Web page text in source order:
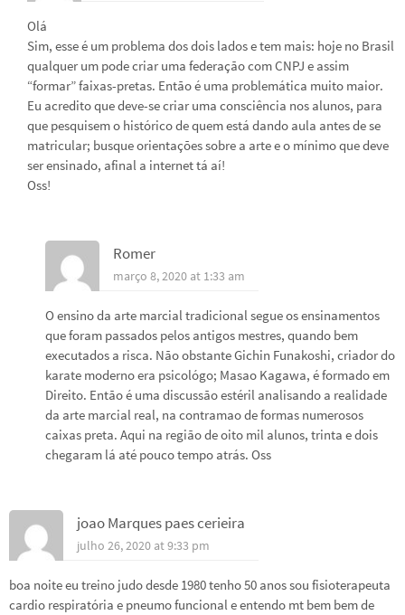
Olá
Sim, esse é um problema dos dois lados e tem mais: hoje no Brasil
qualquer um pode criar uma federação com CNPJ e assim
“formar” faixas-pretas. Então é uma problemática muito maior.
Eu acredito que deve-se criar uma consciência nos alunos, para
que pesquisem o histórico de quem está dando aula antes de se
matricular; busque orientações sobre a arte e o mínimo que deve
ser ensinado, afinal a internet tá aí!
Oss!
Romer
março 8, 2020 at 1:33 am
O ensino da arte marcial tradicional segue os ensinamentos
que foram passados pelos antigos mestres, quando bem
executados a risca. Não obstante Gichin Funakoshi, criador do
karate moderno era psicológo; Masao Kagawa, é formado em
Direito. Então é uma discussão estéril analisando a realidade
da arte marcial real, na contramao de formas numerosos
caixas preta. Aqui na região de oito mil alunos, trinta e dois
chegaram lá até pouco tempo atrás. Oss
joao Marques paes cerieira
julho 26, 2020 at 9:33 pm
boa noite eu treino judo desde 1980 tenho 50 anos sou fisioterapeuta
cardio respiratória e pneumo funcional e entendo mt bem bem de